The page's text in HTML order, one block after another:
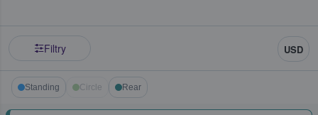
Filtry USD
Standing Circle Rear